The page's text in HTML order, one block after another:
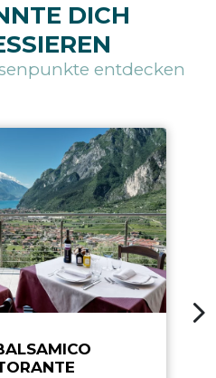
DICH
entdecken